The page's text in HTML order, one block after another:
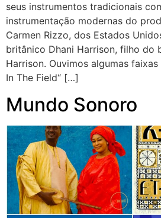
seus instrumentos tradicionais
instrumentação modernas do
Carmen Rizzo, dos Estados
britânico Dhani Harrison, filho do
Harrison. Ouvimos algumas
In The Field“ […]
Mundo Sonoro